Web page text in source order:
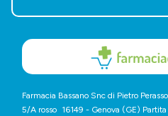
Farmacia Bassano Snc di Pietro
5/A rosso 16149 - Genova (GE)